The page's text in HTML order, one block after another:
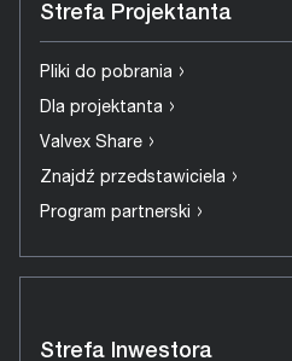
Strefa Projektanta
Pliki do pobrania ›
Dla projektanta ›
Valvex Share ›
Znajdź przedstawiciela ›
Program partnerski ›
Strefa Inwestora